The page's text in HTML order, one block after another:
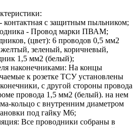
контактная с защитным пыльником;
- Провод марки ПВАМ;
(цвет): 6 проводов 0,5 мм2
зеленый, коричневый,
1,5 мм2 (белый);
наконечниками: На концы
к розетке ТСУ установлены
с другой стороны провода
провода 1,5 мм2 (белый). на нем
кольцо с внутренним диаметром
под гайку М6;
Все проводники собраны в